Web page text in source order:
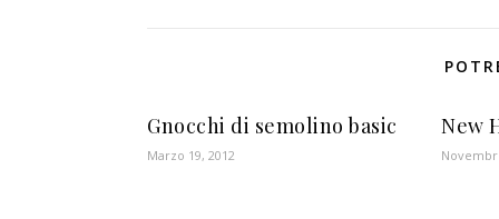
Gnocchi di semolino basic
Marzo 19, 2012
New